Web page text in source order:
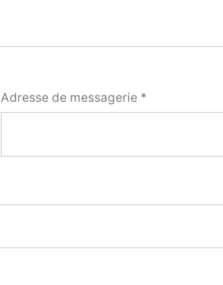
Adresse de messagerie *